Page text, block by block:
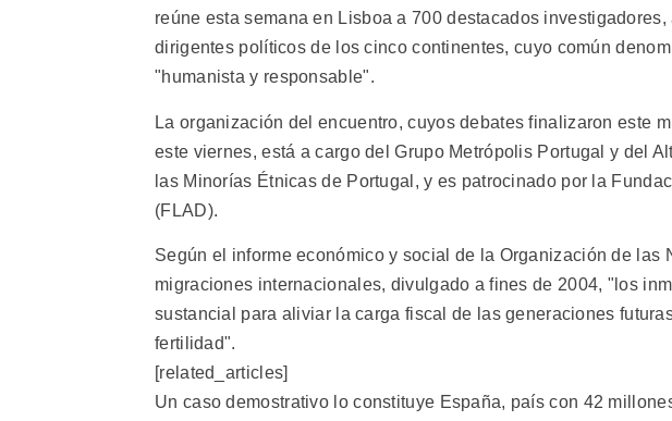
reúne esta semana en Lisboa a 700 destacados
dirigentes políticos de los cinco continentes, cuyo común
"humanista y responsable".
La organización del encuentro, cuyos debates finalizaron este
este viernes, está a cargo del Grupo Metrópolis Portugal y del
las Minorías Étnicas de Portugal, y es patrocinado por la
(FLAD).
Según el informe económico y social de la Organización de las
migraciones internacionales, divulgado a fines de 2004, "los
sustancial para aliviar la carga fiscal de las generaciones
fertilidad".
[related_articles]
Un caso demostrativo lo constituye España, país con 42